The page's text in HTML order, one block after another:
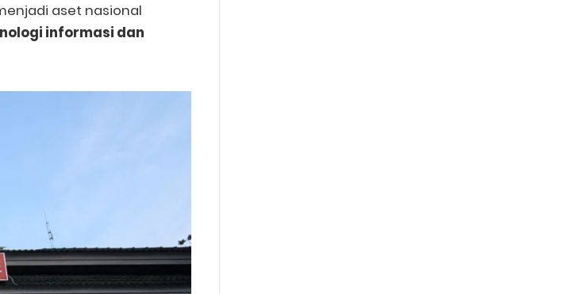
aset nasional
informasi dan